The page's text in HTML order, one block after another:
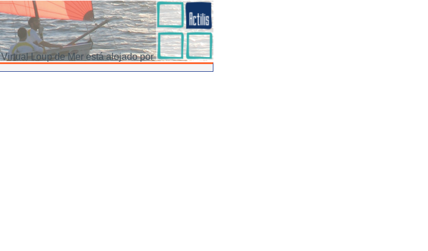
Virtual Loup de Mer está alojado por